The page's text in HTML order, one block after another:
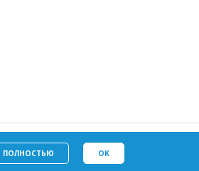
ПОЛНОСТЬЮ OK
Политику в отношении
файлов cookie